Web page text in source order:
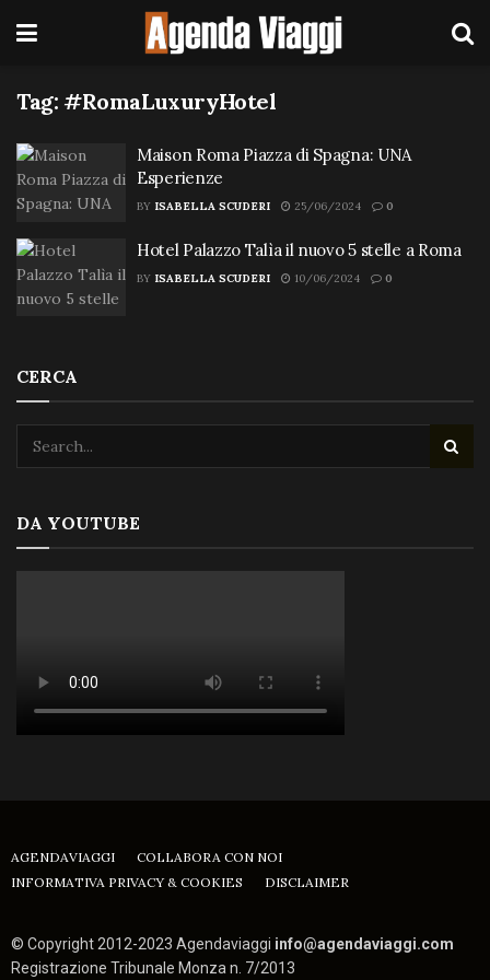
Tag: #RomaLuxuryHotel
Maison Roma Piazza di Spagna: UNA
Esperienze
BY ISABELLA SCUDERI 25/06/2024 0
Hotel Palazzo Talìa il nuovo 5 stelle a Roma
BY ISABELLA SCUDERI 10/06/2024 0
CERCA
DA YOUTUBE
AGENDAVIAGGI
COLLABORA CON NOI
INFORMATIVA PRIVACY & COOKIES
DISCLAIMER
© Copyright 2012-2023 Agendaviaggi info@agendaviaggi.com
Registrazione Tribunale Monza n. 7/2013